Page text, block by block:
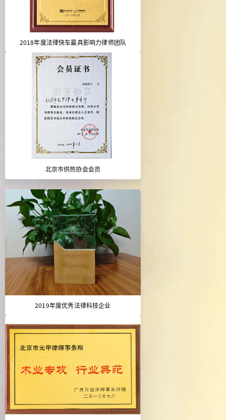
2018年度法律快车最具影响力律师团队
北京市供热协会会员
2019年度优秀法律科技企业